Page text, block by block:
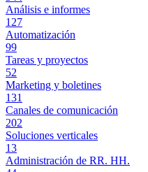
Análisis e informes
127
Automatización
99
Tareas y proyectos
52
Marketing y boletines
131
Canales de comunicación
202
Soluciones verticales
13
Administración de RR. HH.